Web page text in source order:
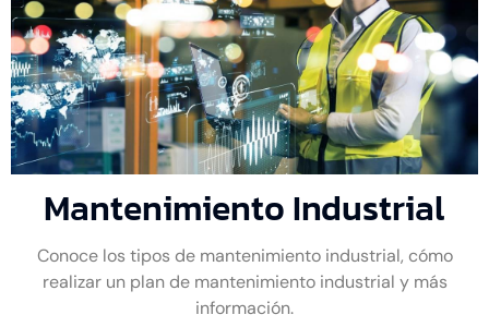
Mantenimiento Industrial
Conoce los tipos de mantenimiento industrial, cómo
realizar un plan de mantenimiento industrial y más
información.